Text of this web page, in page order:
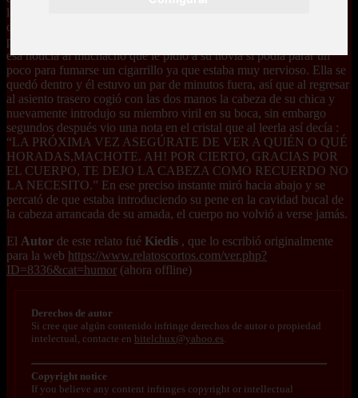
la que fue encerrado fue a causa del mismo tipo que estaba en el
coche, ya que fue él quien informó a las autoridades sobre su
presencia en un puticlub de la ciudad; fue tal el impacto que causó
esa noticia al muchacho que le pidió a su novia si podía parar un
poco para fumarse un cigarrillo ya que estaba muy nervioso. Ella se
quedó dentro y él estuvo un par de minutos fuera, así que al regresar
al asiento trasero cogió con las dos manos la cabeza de su chica y
nuevamente introdujo su miembro viril en su boca, sin embargo
segundos después vio una nota en el cristal que al leerla así decía :
“LA PRÓXIMA VEZ ASEGÚRATE DE VER A QUIÉN O QUÉ
HORADAS,MACHOTE. AH! POR CIERTO, GRACIAS POR
EL CUERPO, TE DEJO LA CABEZA COMO RECUERDO NO
LA NECESITO.” En ese preciso instante miró hacia abajo y se
percató de que estaba introduciendo su pene en la cavidad bucal de
la cabeza arrancada de su amada, el cuerpo no volvió a verse jamás.
El Autor de este relato fué Kiedis , que lo escribió originalmente
para la web https://www.relatoscortos.com/ver.php?
ID=8336&cat=humor (ahora offline)
Derechos de autor
Si cree que algún contenido infringe derechos de autor o propiedad
intelectual, contacte en bitelchux@yahoo.es
Copyright notice
If you believe any content infringes copyright or intellectual